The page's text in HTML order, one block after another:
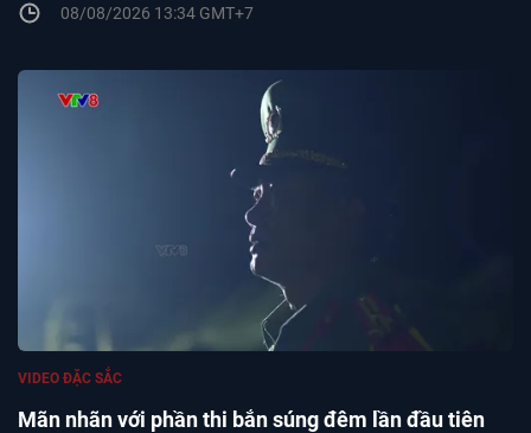
08/08/2026 13:34 GMT+7
Mãn nhãn với phần thi bắn súng đêm lần đầu tiên
VIDEO ĐẶC SẮC